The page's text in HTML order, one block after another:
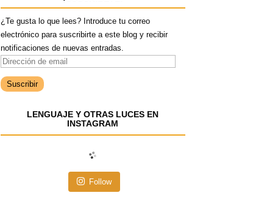
¿Te gusta lo que lees? Introduce tu correo
electrónico para suscribirte a este blog y recibir
notificaciones de nuevas entradas.
D
r
LENGUAJE Y OTRAS LUCES EN
INSTAGRAM
Follow